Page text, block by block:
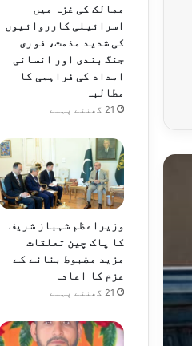
ممالک کی غزہ میں
اسرائیلی کارروائیوں
کی شدید مذمت، فوری
جنگ بندی اور انسانی
امداد کی فراہمی کا
مطالبہ
21 گھنٹے پہلے
وزیراعظم شہباز شریف
کا پاک چین تعلقات
مزید مضبوط بنانے کے
عزم کا اعادہ
21 گھنٹے پہلے